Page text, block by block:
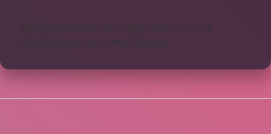
https://motorkulubu.com
https://mcifuar.com.tr
https://saytasinsaat.com.tr
Sitemap